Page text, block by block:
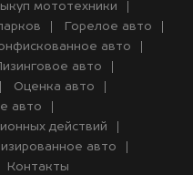
мототехники
Горелое авто
авто
авто
Оценка авто
авто
действий
авто
Контакты